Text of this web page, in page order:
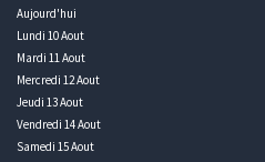
Aujourd'hui
Lundi 10 Aout
Mardi 11 Aout
Mercredi 12 Aout
Jeudi 13 Aout
Vendredi 14 Aout
Samedi 15 Aout